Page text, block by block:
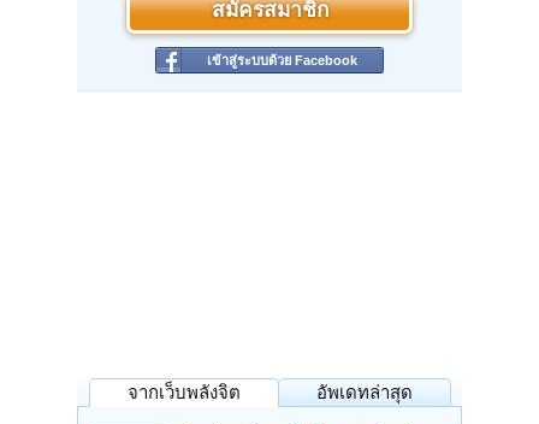
สมัครสมาชิก
เข้าสู่ระบบด้วย Facebook
จากเว็บพลังจิต อัพเดทล่าสุด